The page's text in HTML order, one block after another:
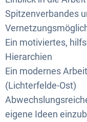
Spitzenverbandes
Ein motiviertes,
Hierarchien
Ein modernes
(Lichterfelde-Ost)
eigene Ideen